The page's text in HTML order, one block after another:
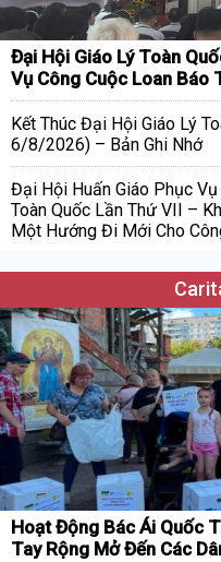
Đại Hội Giáo Lý Toàn
Vụ Công Cuộc Loan Báo
Kết Thúc Đại Hội Giáo Lý
6/8/2026) – Bản Ghi Nhớ
Đại Hội Huấn Giáo Phục
Toàn Quốc Lần Thứ VII –
Một Hướng Đi Mới Cho
Hoạt Động Bác Ái Quốc
Tay Rộng Mở Đến Các